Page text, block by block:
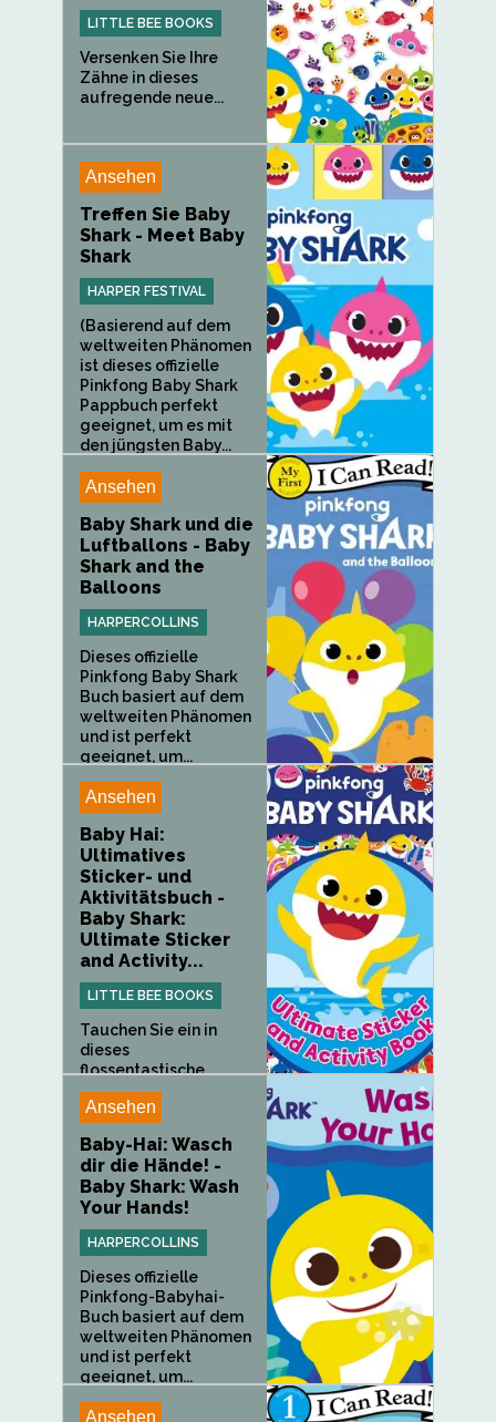
LITTLE BEE BOOKS
Versenken Sie Ihre
Zähne in dieses
aufregende neue...
Ansehen
Treffen Sie Baby
Shark - Meet Baby
Shark
HARPER FESTIVAL
(Basierend auf dem
weltweiten Phänomen
ist dieses offizielle
Pinkfong Baby Shark
Pappbuch perfekt
geeignet, um es mit
den jüngsten Baby...
Ansehen
Baby Shark und die
Luftballons - Baby
Shark and the
Balloons
HARPERCOLLINS
Dieses offizielle
Pinkfong Baby Shark
Buch basiert auf dem
weltweiten Phänomen
und ist perfekt
geeignet, um...
Ansehen
Baby Hai:
Ultimatives
Sticker- und
Aktivitätsbuch -
Baby Shark:
Ultimate Sticker
and Activity...
LITTLE BEE BOOKS
Tauchen Sie ein in
dieses
flossentastische...
Ansehen
Baby-Hai: Wasch
dir die Hände! -
Baby Shark: Wash
Your Hands!
HARPERCOLLINS
Dieses offizielle
Pinkfong-Babyhai-
Buch basiert auf dem
weltweiten Phänomen
und ist perfekt
geeignet, um...
Ansehen